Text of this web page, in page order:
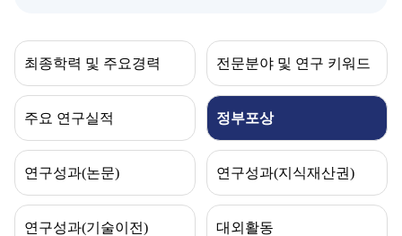
최종학력 및 주요경력 전문분야 및 연구 키워드
주요 연구실적 정부포상
연구성과(논문) 연구성과(지식재산권)
연구성과(기술이전) 대외활동